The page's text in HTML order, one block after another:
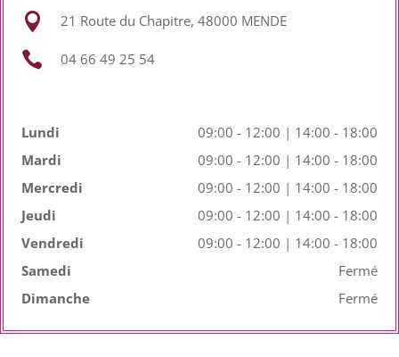
 21 Route du Chapitre, 48000 MENDE
 04 66 49 25 54
Lundi
09:00 - 12:00 | 14:00 - 18:00
Mardi
09:00 - 12:00 | 14:00 - 18:00
Mercredi
09:00 - 12:00 | 14:00 - 18:00
Jeudi
09:00 - 12:00 | 14:00 - 18:00
Vendredi
09:00 - 12:00 | 14:00 - 18:00
Samedi
Fermé
Dimanche
Fermé